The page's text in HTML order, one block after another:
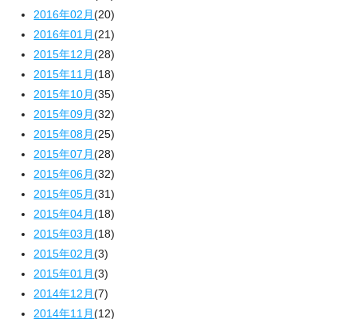
2016年02月(20)
2016年01月(21)
2015年12月(28)
2015年11月(18)
2015年10月(35)
2015年09月(32)
2015年08月(25)
2015年07月(28)
2015年06月(32)
2015年05月(31)
2015年04月(18)
2015年03月(18)
2015年02月(3)
2015年01月(3)
2014年12月(7)
2014年11月(12)